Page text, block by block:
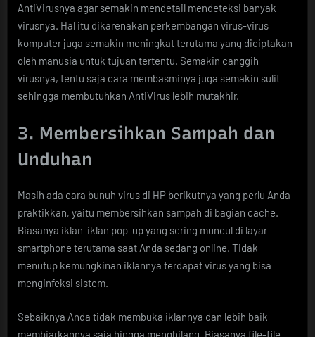
AntiVirusnya agar semakin mendetail mendeteksi banyak
virusnya. Hal itu dikarenakan perkembangan virus-virus
komputer juga semakin meningkat terutama yang diciptakan
oleh manusia untuk tujuan tertentu. Semakin canggih
virusnya, tentu saja cara membasminya juga semakin sulit
sehingga membutuhkan AntiVirus lebih mutakhir.
3. Membersihkan Sampah dan
Unduhan
Masih ada cara bunuh virus di HP berikutnya yang perlu Anda
praktikkan, yaitu membersihkan sampah di bagian cache.
Biasanya iklan-iklan pop-up yang sering muncul di layar
smartphone terutama saat Anda sedang online. Tidak
menutup kemungkinan iklannya terdapat virus yang bisa
menginfeksi sistem.
Sebaiknya Anda tidak membuka iklannya dan lebih baik
membiarkannya saja hingga menghilang. Biasanya file-file